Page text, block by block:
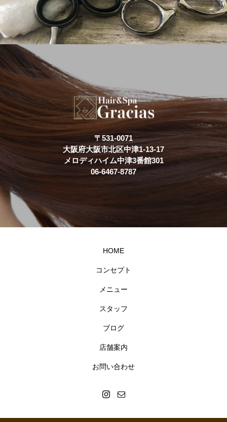
〒531-0071
大阪府大阪市北区中津1-13-17
メロディハイム中津3番館301
06-6467-8787
HOME
コンセプト
メニュー
スタッフ
ブログ
店舗案内
お問い合わせ